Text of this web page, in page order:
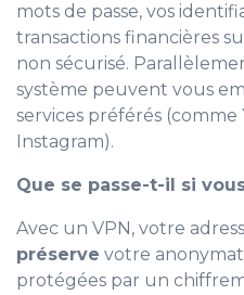
mots de passe, vos
transactions financières
non sécurisé.
système peuvent vous
services préférés
Instagram).
Que se passe-t-il si
Avec un VPN, votre
préserve votre
protégées par un